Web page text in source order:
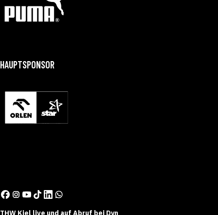
HAUPTSPONSOR
THW Kiel live und auf Abruf bei Dyn